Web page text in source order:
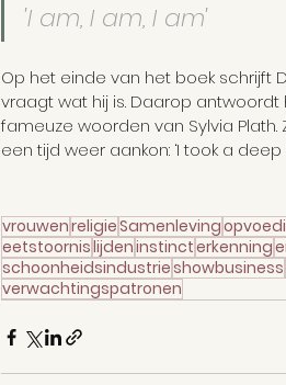
'I am, I am, I am'
Op het einde van het boek schrijft
vraagt wat hij is. Daarop antwoordt
fameuze woorden van Sylvia
een tijd weer aankon: ‘I took a
vrouwenreligieSamenleving
eetstoornislijdeninstincterkenning
schoonheidsindustrieshowbusiness
verwachtingspatronen